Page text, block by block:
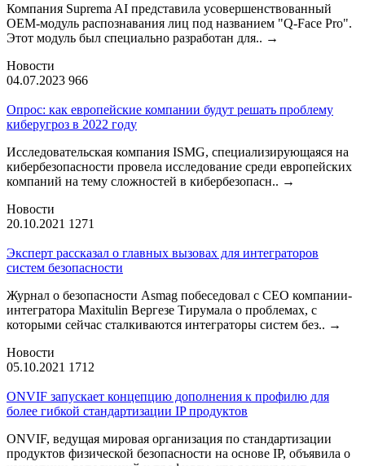
Компания Suprema AI представила усовершенствованный
OEM-модуль распознавания лиц под названием "Q-Face Pro".
Этот модуль был специально разработан для.. →
Новости
04.07.2023 966
Опрос: как европейские компании будут решать проблему
киберугроз в 2022 году
Исследовательская компания ISMG, специализирующаяся на
кибербезопасности провела исследование среди европейских
компаний на тему сложностей в кибербезопасн.. →
Новости
20.10.2021 1271
Эксперт рассказал о главных вызовах для интеграторов
систем безопасности
Журнал о безопасности Asmag побеседовал с CEO компании-
интегратора Maxitulin Вергезе Тирумала о проблемах, с
которыми сейчас сталкиваются интеграторы систем без.. →
Новости
05.10.2021 1712
ONVIF запускает концепцию дополнения к профилю для
более гибкой стандартизации IP продуктов
ONVIF, ведущая мировая организация по стандартизации
продуктов физической безопасности на основе IP, объявила о